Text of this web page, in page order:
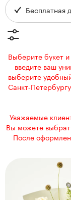
Бесплатная
Выберите букет и
введите ваш
выберите
Уважаемые
Вы можете
После